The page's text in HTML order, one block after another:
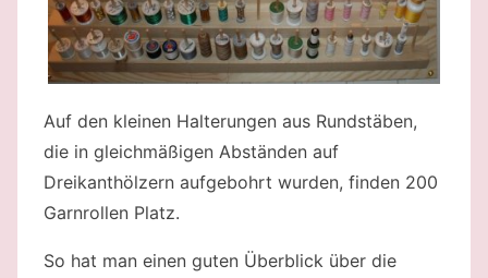
Auf den kleinen Halterungen aus Rundstäben,
die in gleichmäßigen Abständen auf
Dreikanthölzern aufgebohrt wurden, finden 200
Garnrollen Platz.
So hat man einen guten Überblick über die